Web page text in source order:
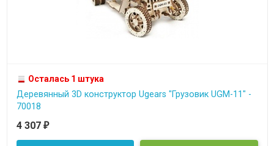
Осталась 1 штука
Деревянный 3D конструктор Ugears "Грузовик UGM-11" -
70018
4 307 ₽